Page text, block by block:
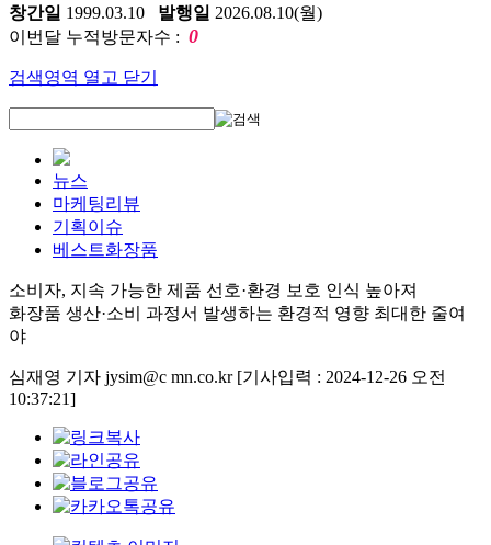
창간일 1999.03.10 발행일 2026.08.10(월)
이번달 누적방문자수 : 0
검색영역 열고 닫기
뉴스
마케팅리뷰
기획이슈
베스트화장품
소비자, 지속 가능한 제품 선호·환경 보호 인식 높아져
화장품 생산·소비 과정서 발생하는 환경적 영향 최대한 줄여
야
심재영 기자 jysim@c mn.co.kr [기사입력 : 2024-12-26 오전
10:37:21]